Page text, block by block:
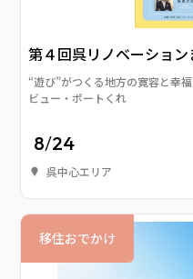
第４回呉リノベーショ
“遊び”がつくる地方の寛容と幸福
ビュー・ポートくれ
8/24
呉中心エリア
移住おでかけ